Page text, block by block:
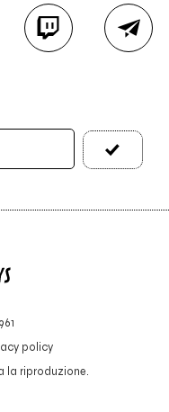
policy
la riproduzione.